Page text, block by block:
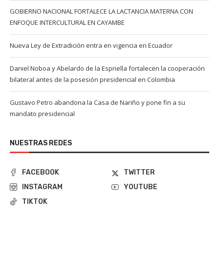
GOBIERNO NACIONAL FORTALECE LA LACTANCIA MATERNA CON
ENFOQUE INTERCULTURAL EN CAYAMBE
Nueva Ley de Extradición entra en vigencia en Ecuador
Daniel Noboa y Abelardo de la Espriella fortalecen la cooperación
bilateral antes de la posesión presidencial en Colombia
Gustavo Petro abandona la Casa de Nariño y pone fin a su
mandato presidencial
NUESTRAS REDES
FACEBOOK
TWITTER
INSTAGRAM
YOUTUBE
TIKTOK